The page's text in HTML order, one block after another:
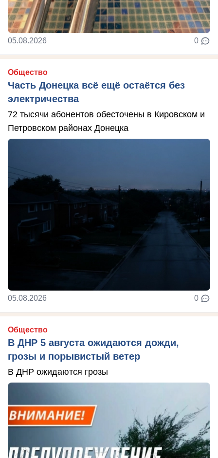
05.08.2026 0
Общество
Часть Донецка всё ещё остаётся без
электричества
72 тысячи абонентов обесточены в Кировском и
Петровском районах Донецка
05.08.2026 0
Общество
В ДНР 5 августа ожидаются дожди,
грозы и порывистый ветер
В ДНР ожидаются грозы